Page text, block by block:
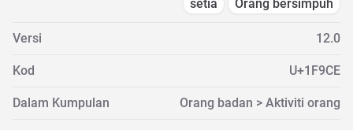
setia
Orang bersimpuh
Versi 12.0
Kod U+1F9CE
Dalam Kumpulan Orang badan > Aktiviti orang